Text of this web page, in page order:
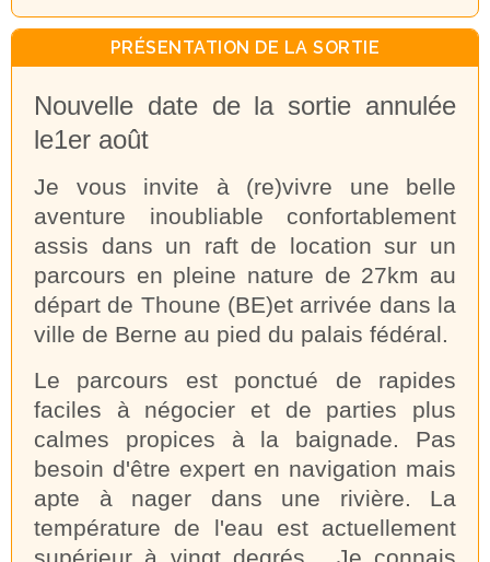
PRÉSENTATION DE LA SORTIE
Nouvelle date de la sortie annulée
le1er août
Je vous invite à (re)vivre une belle
aventure inoubliable confortablement
assis dans un raft de location sur un
parcours en pleine nature de 27km au
départ de Thoune (BE)et arrivée dans la
ville de Berne au pied du palais fédéral.
Le parcours est ponctué de rapides
faciles à négocier et de parties plus
calmes propices à la baignade. Pas
besoin d'être expert en navigation mais
apte à nager dans une rivière. La
température de l'eau est actuellement